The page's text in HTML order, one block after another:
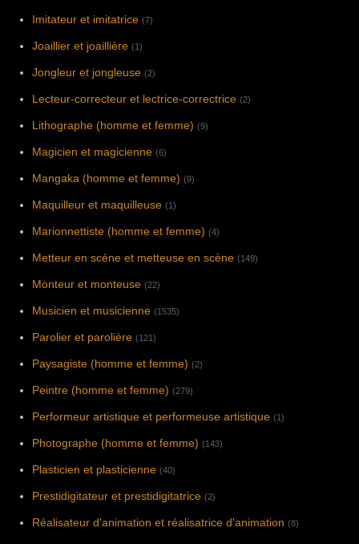
Imitateur et imitatrice (7)
Joaillier et joaillière (1)
Jongleur et jongleuse (2)
Lecteur-correcteur et lectrice-correctrice (2)
Lithographe (homme et femme) (9)
Magicien et magicienne (6)
Mangaka (homme et femme) (9)
Maquilleur et maquilleuse (1)
Marionnettiste (homme et femme) (4)
Metteur en scène et metteuse en scène (149)
Monteur et monteuse (22)
Musicien et musicienne (1535)
Parolier et parolière (121)
Paysagiste (homme et femme) (2)
Peintre (homme et femme) (279)
Performeur artistique et performeuse artistique (1)
Photographe (homme et femme) (143)
Plasticien et plasticienne (40)
Prestidigitateur et prestidigitatrice (2)
Réalisateur d'animation et réalisatrice d'animation (8)